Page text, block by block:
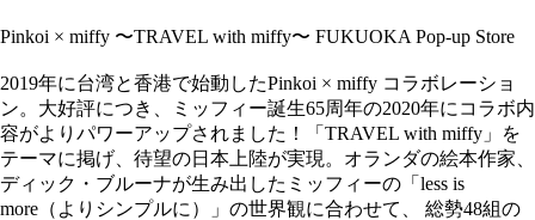
Pinkoi × miffy 〜TRAVEL with miffy〜 FUKUOKA Pop-up Store​
2019年に台湾と香港で始動したPinkoi × miffy コラボレーショ
ン。大好評につき、ミッフィー誕生65周年の2020年にコラボ内
容がよりパワーアップされました！「TRAVEL with miffy」を
テーマに掲げ、待望の日本上陸が実現。オランダの絵本作家、
ディック・ブルーナが生み出したミッフィーの「less is
more（よりシンプルに）」の世界観に合わせて、 ​​総勢48組の